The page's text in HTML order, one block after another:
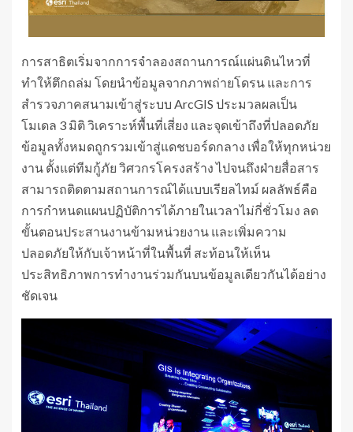
การสาธิตเริ่มจากการจำลองสถานการณ์แผ่นดินไหวที่
ทำให้ตึกถล่ม โดยนำข้อมูลจากภาพถ่ายโดรน และการ
สำรวจภาคสนามเข้าสู่ระบบ ArcGIS ประมวลผลเป็น
โมเดล 3 มิติ วิเคราะห์พื้นที่เสี่ยง และจุดเข้าถึงที่ปลอดภัย
ข้อมูลทั้งหมดถูกรวมเข้าสู่แดชบอร์ดกลาง เพื่อให้ทุกหน่วย
งาน ตั้งแต่ทีมกู้ภัย วิศวกรโครงสร้าง ไปจนถึงฝ่ายสื่อสาร
สามารถติดตามสถานการณ์ได้แบบเรียลไทม์ ผลลัพธ์คือ
การกำหนดแผนปฏิบัติการได้ภายในเวลาไม่กี่ชั่วโมง ลด
ขั้นตอนประสานงานข้ามหน่วยงาน และเพิ่มความ
ปลอดภัยให้กับเจ้าหน้าที่ในพื้นที่ สะท้อนให้เห็น
ประสิทธิภาพการทำงานร่วมกันบนข้อมูลเดียวกันได้อย่าง
ชัดเจน